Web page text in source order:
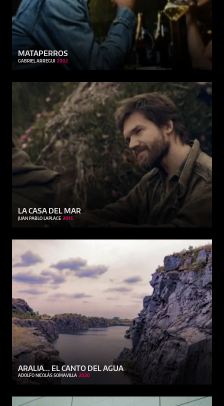
MATAPERROS
GABRIEL ARREGUI 2002
LA CASA DEL MAR
JUAN PABLO LAPLACE 2015
ARALIA... EL CANTO DEL AGUA
ADOLFO NICOLÁS SOMAVILLA 2020